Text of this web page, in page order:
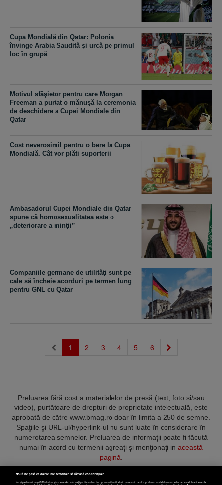
Cupa Mondială din Qatar: Polonia
învinge Arabia Saudită şi urcă pe primul
loc în grupă
Motivul sfâşietor pentru care Morgan
Freeman a purtat o mănuşă la ceremonia
de deschidere a Cupei Mondiale din
Qatar
Cost neverosimil pentru o bere la Cupa
Mondială. Cât vor plăti suporterii
Ambasadorul Cupei Mondiale din Qatar
spune că homosexualitatea este o
„deteriorare a minţii”
Companiile germane de utilităţi sunt pe
cale să încheie acorduri pe termen lung
pentru GNL cu Qatar
1 (current)
2 3 4 5 6
Preluarea fără cost a materialelor de presă (text, foto si/sau
video), purtătoare de drepturi de proprietate intelectuală, este
aprobată de către www.bmag.ro doar în limita a 250 de semne.
Spaţiile şi URL-ul/hyperlink-ul nu sunt luate în considerare în
numerotarea semnelor. Preluarea de informaţii poate fi făcută
numai în acord cu termenii agreaţi şi menţionaţi in această
pagină.
Nouă ne pasă ca datele tale personale să rămână confidențiale
Noi și partenerii noștri589stocăm și/sau accesăm informații pe dispozitivul dvs., precum identificatorii cookie unici pentru prelucrarea datelor cu caracter personal. Puteți accepta